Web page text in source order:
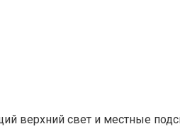
верхний свет и местные